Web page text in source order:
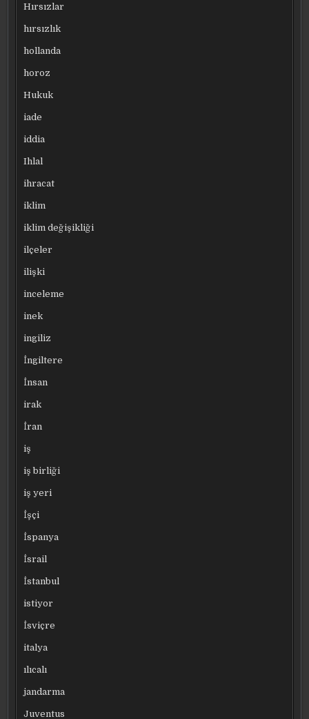
Hırsızlar
hırsızlık
hollanda
horoz
Hukuk
iade
iddia
Ihlal
ihracat
iklim
iklim değişikliği
ilçeler
ilişki
inceleme
inek
ingiliz
İngiltere
İnsan
irak
İran
iş
iş birliği
iş yeri
İşçi
İspanya
İsrail
İstanbul
istiyor
İsviçre
italya
ılıcalı
jandarma
Juventus